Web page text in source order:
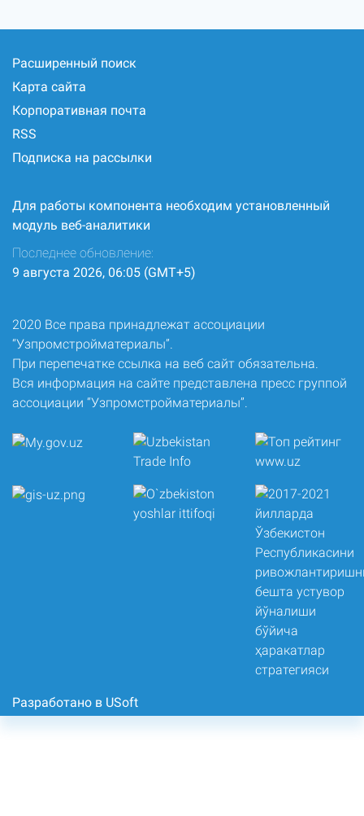
Расширенный поиск
Карта сайта
Корпоративная почта
RSS
Подписка на рассылки
Для работы компонента необходим установленный
модуль веб-аналитики
Последнее обновление:
9 августа 2026, 06:05 (GMT+5)
2020 Все права принадлежат ассоциации
“Узпромстройматериалы”.
При перепечатке ссылка на веб сайт обязательна.
Вся информация на сайте представлена пресс группой
ассоциации “Узпромстройматериалы”.
Разработано в USoft